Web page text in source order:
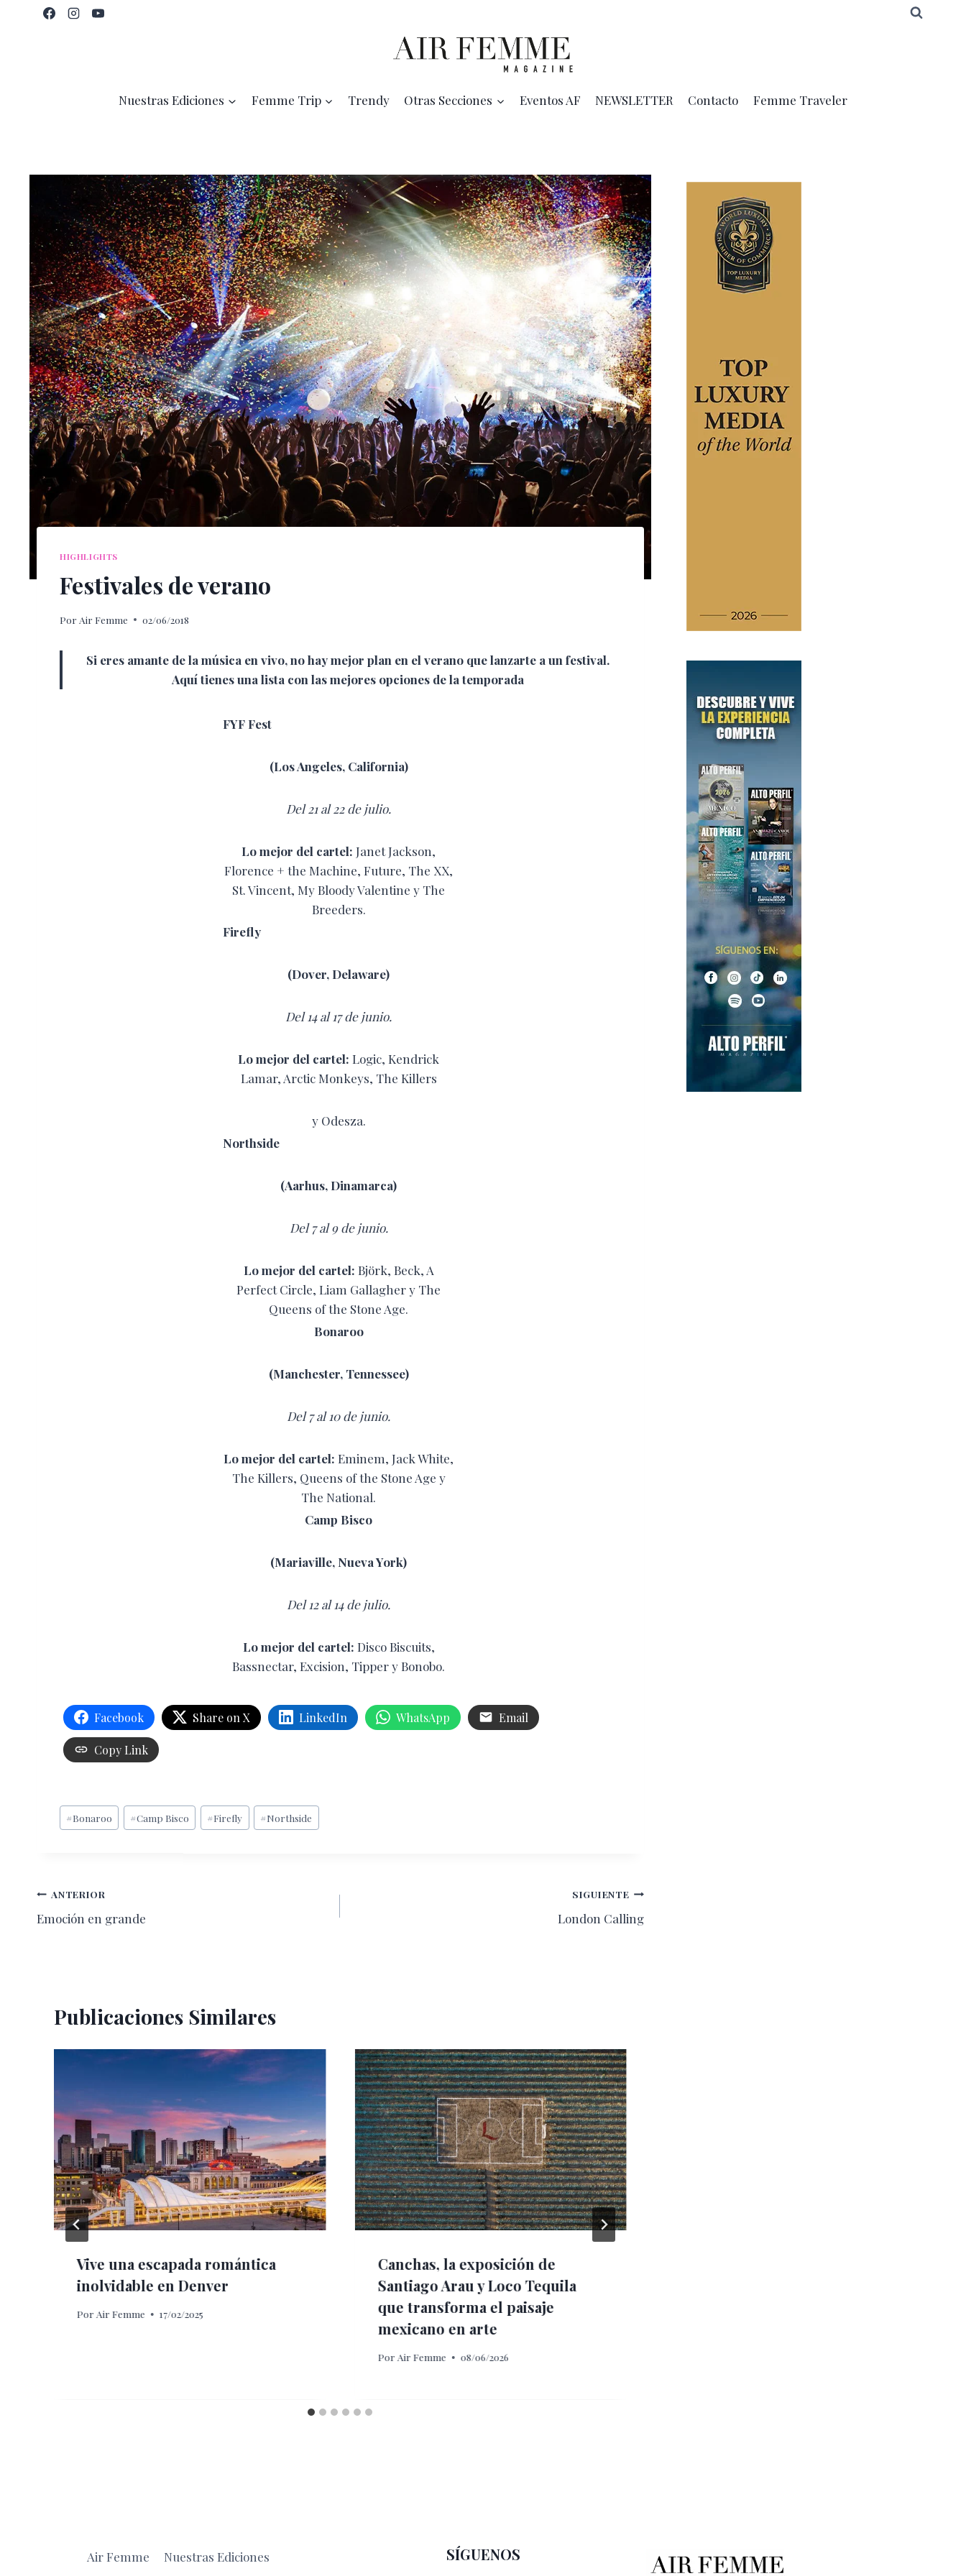
Nuestras Ediciones Femme Trip Trendy Otras Secciones Eventos AF NEWSLETTER Contacto Femme Traveler
HIGHLIGHTS
Festivales de verano
Por Air Femme 02/06/2018
Si eres amante de la música en vivo, no hay mejor plan en el verano que lanzarte a un festival.
Aquí tienes una lista con las mejores opciones de la temporada
FYF Fest
(Los Angeles, California)
Del 21 al 22 de julio.
Lo mejor del cartel: Janet Jackson,
Florence + the Machine, Future, The XX,
St. Vincent, My Bloody Valentine y The
Breeders.
Firefly
(Dover, Delaware)
Del 14 al 17 de junio.
Lo mejor del cartel: Logic, Kendrick
Lamar, Arctic Monkeys, The Killers
y Odesza.
Northside
(Aarhus, Dinamarca)
Del 7 al 9 de junio.
Lo mejor del cartel: Björk, Beck, A
Perfect Circle, Liam Gallagher y The
Queens of the Stone Age.
Bonaroo
(Manchester, Tennessee)
Del 7 al 10 de junio.
Lo mejor del cartel:Eminem, Jack White,
The Killers, Queens of the Stone Age y
The National.
Camp Bisco
(Mariaville, Nueva York)
Del 12 al 14 de julio.
Lo mejor del cartel: Disco Biscuits,
Bassnectar, Excision, Tipper y Bonobo.
Facebook Share on X LinkedIn WhatsApp Email
Copy Link
Etiquetas
de
#Bonaroo #Camp Bisco #Firefly #Northside
Navegación
de
ANTERIOR
Emoción en grande
SIGUIENTE
London Calling
Publicaciones Similares
Vive una escapada romántica
inolvidable en Denver
Por Air Femme 17/02/2025
Canchas, la exposición de
Santiago Arau y Loco Tequila
que transforma el paisaje
mexicano en arte
Por Air Femme 08/06/2026
Air Femme
Nuestras Ediciones
SÍGUENOS